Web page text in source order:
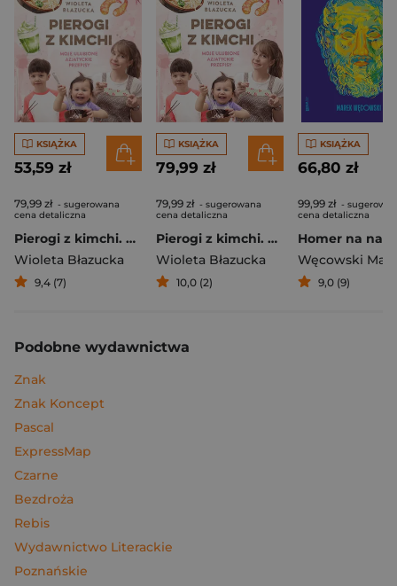
KSIĄŻKA
53,59 zł
79,99 zł - sugerowana
cena detaliczna
Pierogi z kimchi. Moje ulubione azjatyckie przepisy
Wioleta Błazucka
9,4 (7)
KSIĄŻKA
79,99 zł
79,99 zł - sugerowana
cena detaliczna
Pierogi z kimchi. Moje ulubione azjatyckie przepisy - książka z autografem
Wioleta Błazucka
10,0 (2)
KSIĄŻKA
66,80 zł
99,99 zł -
cena detaliczna
Węcowski
9,0 (9)
Podobne wydawnictwa
Znak
Znak Koncept
Pascal
ExpressMap
Czarne
Bezdroża
Rebis
Wydawnictwo Literackie
Poznańskie